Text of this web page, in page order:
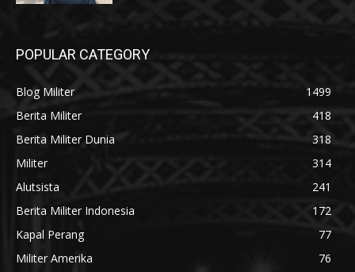
POPULAR CATEGORY
Blog Militer
1499
Berita Militer
418
Berita Militer Dunia
318
Militer
314
Alutsista
241
Berita Militer Indonesia
172
Kapal Perang
77
Militer Amerika
76